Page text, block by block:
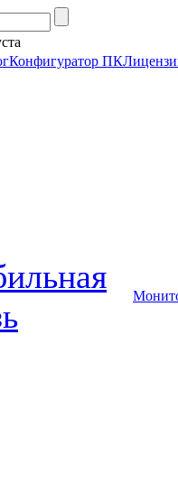
Конфигуратор ПК